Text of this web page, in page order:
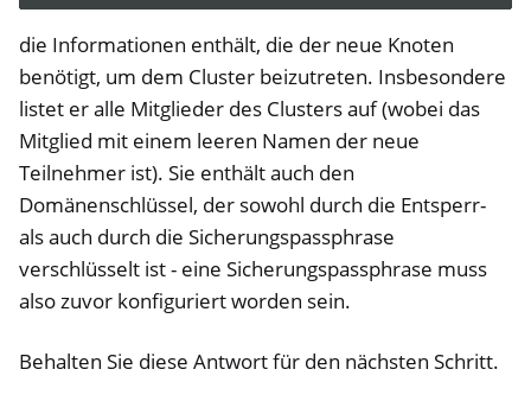
die Informationen enthält, die der neue Knoten
benötigt, um dem Cluster beizutreten. Insbesondere
listet er alle Mitglieder des Clusters auf (wobei das
Mitglied mit einem leeren Namen der neue
Teilnehmer ist). Sie enthält auch den
Domänenschlüssel, der sowohl durch die Entsperr-
als auch durch die Sicherungspassphrase
verschlüsselt ist - eine Sicherungspassphrase muss
also zuvor konfiguriert worden sein.
Behalten Sie diese Antwort für den nächsten Schritt.